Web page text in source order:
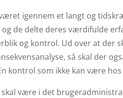
igennem et langt og
og de delte deres værdifulde
og kontrol. Ud over at der
så skal der
kontrol som ikke kan være
være i det